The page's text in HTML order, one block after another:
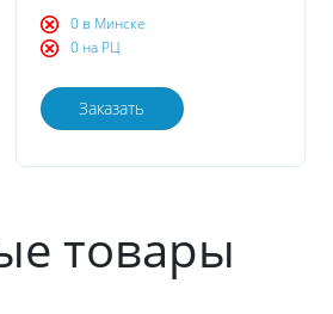
0 в Минске
0 на РЦ
Заказать
товары